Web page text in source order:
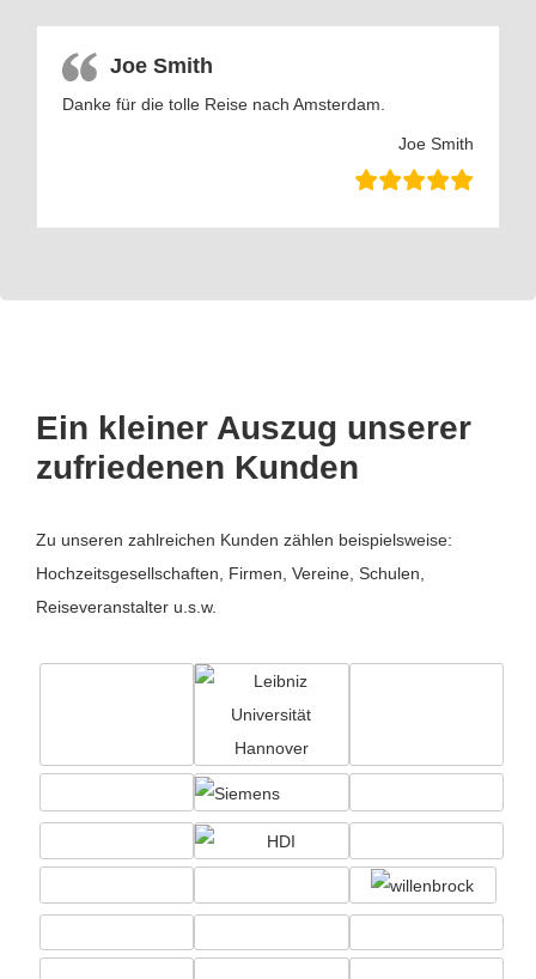
Joe Smith
Danke für die tolle Reise nach Amsterdam.
Joe Smith
Ein kleiner Auszug unserer
zufriedenen Kunden
Zu unseren zahlreichen Kunden zählen beispielsweise:
Hochzeitsgesellschaften, Firmen, Vereine, Schulen,
Reiseveranstalter u.s.w.